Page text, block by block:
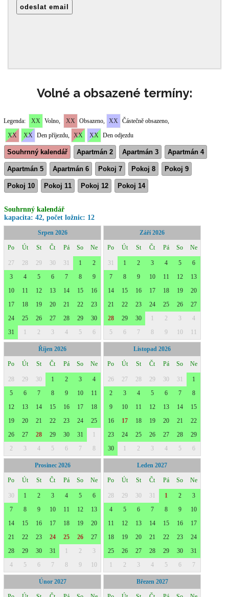
Volné a obsazené termíny: